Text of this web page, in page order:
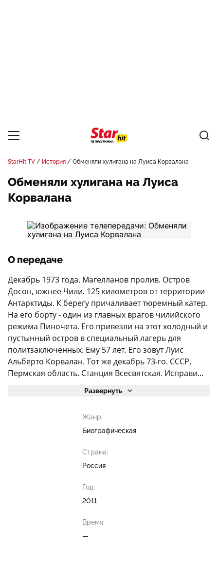
StarHit TV История Обменяли хулигана на Луиса Корвалана
Обменяли хулигана на Луиса
Корвалана
О передаче
Декабрь 1973 года. Магелланов пролив. Остров
Досон, южнее Чили. 125 километров от территории
Антарктиды. К берегу причаливает тюремный катер.
На его борту - один из главных врагов чилийского
режима Пиночета. Его привезли на этот холодный и
пустынный остров в специальный лагерь для
политзаключенных. Ему 57 лет. Его зовут Луис
Альберто Корвалан. Тот же декабрь 73-го. СССР.
Пермская область. Станция Всесвятская. Исправи...
Развернуть
Жанр:
Биографическая
Страна:
Россия
Год:
2011
Время:
—